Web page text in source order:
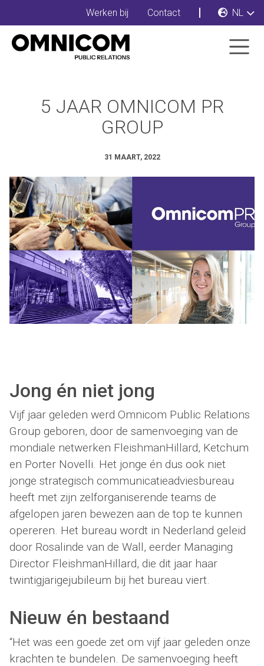
Werken bij Contact NL
5 JAAR OMNICOM PR
GROUP
31 MAART, 2022
Jong én niet jong
Vijf jaar geleden werd Omnicom Public Relations
Group geboren, door de samenvoeging van de
mondiale netwerken FleishmanHillard, Ketchum
en Porter Novelli. Het jonge én dus ook niet
jonge strategisch communicatieadviesbureau
heeft met zijn zelforganiserende teams de
afgelopen jaren bewezen aan de top te kunnen
opereren. Het bureau wordt in Nederland geleid
door Rosalinde van de Wall, eerder Managing
Director FleishmanHillard, die dit jaar haar
twintigjarigejubileum bij het bureau viert.
Nieuw én bestaand
“Het was een goede zet om vijf jaar geleden onze
krachten te bundelen. De samenvoeging heeft